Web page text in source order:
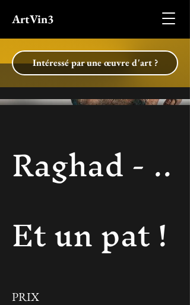
ArtVin3
Intéressé par une œuvre d'art ?
Raghad - ..
Et un pat !
PRIX